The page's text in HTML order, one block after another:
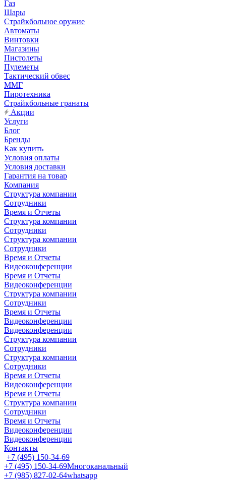
Газ
Шары
Страйкбольное оружие
Автоматы
Винтовки
Магазины
Пистолеты
Пулеметы
Тактический обвес
ММГ
Пиротехника
Страйкбольные гранаты
Акции
Услуги
Блог
Бренды
Как купить
Условия оплаты
Условия доставки
Гарантия на товар
Компания
Структура компании
Сотрудники
Время и Отчеты
Структура компании
Сотрудники
Структура компании
Сотрудники
Время и Отчеты
Видеоконференции
Время и Отчеты
Видеоконференции
Структура компании
Сотрудники
Время и Отчеты
Видеоконференции
Видеоконференции
Структура компании
Сотрудники
Структура компании
Сотрудники
Время и Отчеты
Видеоконференции
Время и Отчеты
Структура компании
Сотрудники
Время и Отчеты
Видеоконференции
Видеоконференции
Контакты
+7 (495) 150-34-69
+7 (495) 150-34-69Многоканальный
+7 (985) 827-02-64whatsapp